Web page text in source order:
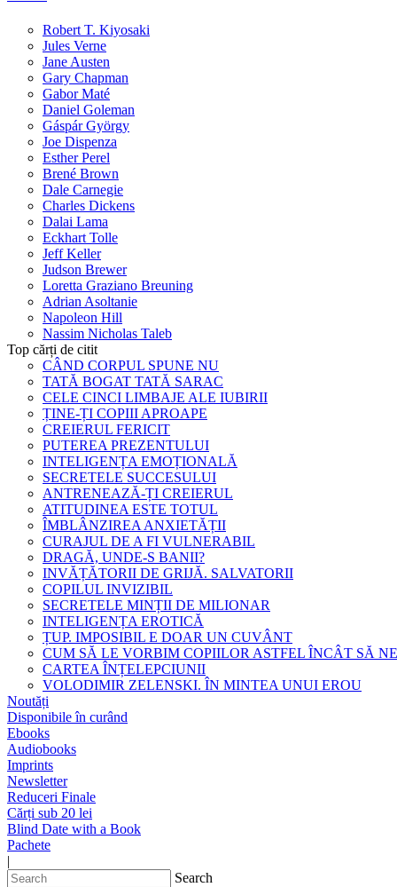
Robert T. Kiyosaki
Jules Verne
Jane Austen
Gary Chapman
Gabor Maté
Daniel Goleman
Gáspár György
Joe Dispenza
Esther Perel
Brené Brown
Dale Carnegie
Charles Dickens
Dalai Lama
Eckhart Tolle
Jeff Keller
Judson Brewer
Loretta Graziano Breuning
Adrian Asoltanie
Napoleon Hill
Nassim Nicholas Taleb
Top cărți de citit
CÂND CORPUL SPUNE NU
TATĂ BOGAT TATĂ SARAC
CELE CINCI LIMBAJE ALE IUBIRII
ȚINE-ȚI COPIII APROAPE
CREIERUL FERICIT
PUTEREA PREZENTULUI
INTELIGENȚA EMOȚIONALĂ
SECRETELE SUCCESULUI
ANTRENEAZĂ-ȚI CREIERUL
ATITUDINEA ESTE TOTUL
ÎMBLÂNZIREA ANXIETĂȚII
CURAJUL DE A FI VULNERABIL
DRAGĂ, UNDE-S BANII?
INVĂȚĂTORII DE GRIJĂ. SALVATORII
COPILUL INVIZIBIL
SECRETELE MINȚII DE MILIONAR
INTELIGENȚA EROTICĂ
ȚUP. IMPOSIBIL E DOAR UN CUVÂNT
CUM SĂ LE VORBIM COPIILOR ASTFEL ÎNCÂT SĂ
CARTEA ÎNȚELEPCIUNII
VOLODIMIR ZELENSKI. ÎN MINTEA UNUI EROU
Noutăți
Disponibile în curând
Ebooks
Audiobooks
Imprints
Newsletter
Reduceri Finale
Cărți sub 20 lei
Blind Date with a Book
Pachete
|
Search